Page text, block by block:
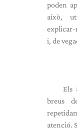
poden
això,
explicar-
i, de
Els
breus
atenció.